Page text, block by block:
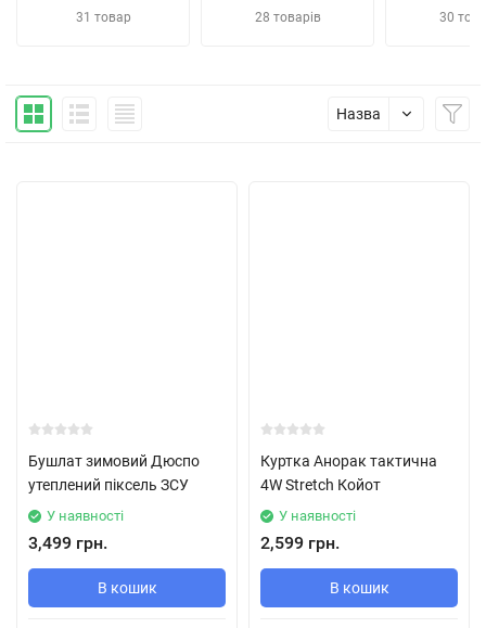
31 товар 28 товарів 30
Назва
Бушлат зимовий Дюспо
утеплений піксель ЗСУ
У наявності
3,499 грн.
В кошик
Куртка Анорак тактична
4W Stretch Койот
У наявності
2,599 грн.
В кошик